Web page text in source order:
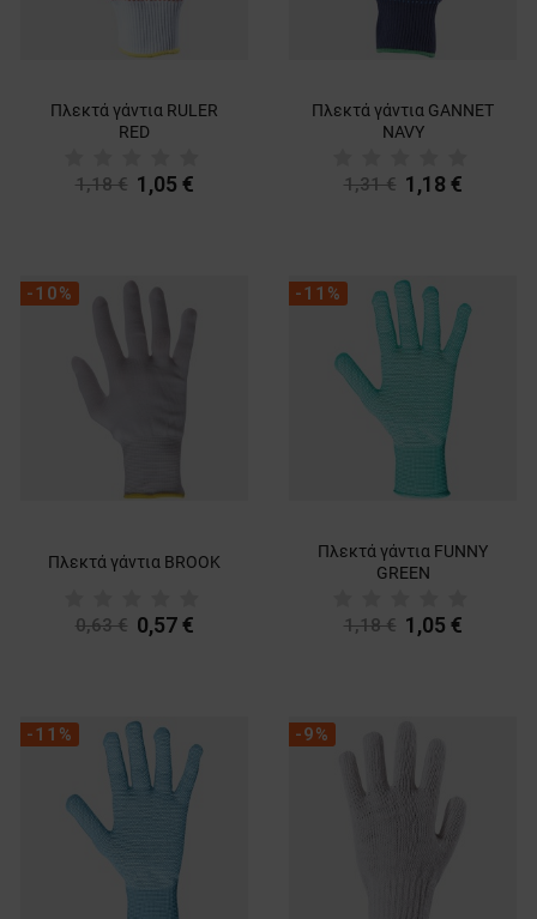
Πλεκτά γάντια RULER
RED
1,18 € 1,05 €
Πλεκτά γάντια GANNET
NAVY
1,31 € 1,18 €
-10%
Πλεκτά γάντια BROOK
0,63 € 0,57 €
-11%
Πλεκτά γάντια FUNNY
GREEN
1,18 € 1,05 €
-11% -9%